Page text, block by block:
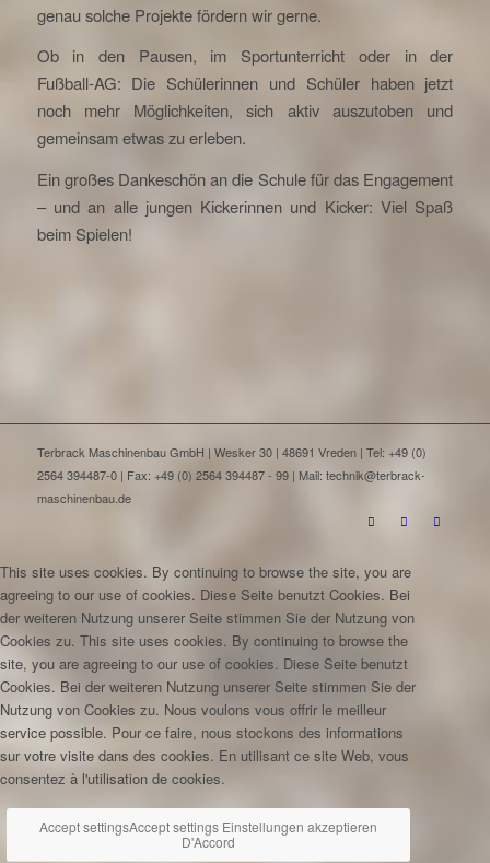
genau solche Projekte fördern wir gerne.
Ob in den Pausen, im Sportunterricht oder in der
Fußball‑AG: Die Schülerinnen und Schüler haben jetzt
noch mehr Möglichkeiten, sich aktiv auszutoben und
gemeinsam etwas zu erleben.
Ein großes Dankeschön an die Schule für das Engagement
– und an alle jungen Kickerinnen und Kicker: Viel Spaß
beim Spielen!
Terbrack Maschinenbau GmbH | Wesker 30 | 48691 Vreden | Tel: +49 (0)
2564 394487-0 | Fax: +49 (0) 2564 394487 - 99 | Mail: technik@terbrack-
maschinenbau.de
This site uses cookies. By continuing to browse the site, you are
agreeing to our use of cookies. Diese Seite benutzt Cookies. Bei
der weiteren Nutzung unserer Seite stimmen Sie der Nutzung von
Cookies zu. This site uses cookies. By continuing to browse the
site, you are agreeing to our use of cookies. Diese Seite benutzt
Cookies. Bei der weiteren Nutzung unserer Seite stimmen Sie der
Nutzung von Cookies zu. Nous voulons vous offrir le meilleur
service possible. Pour ce faire, nous stockons des informations
sur votre visite dans des cookies. En utilisant ce site Web, vous
consentez à l'utilisation de cookies.
Accept settingsAccept settings Einstellungen akzeptieren
D'Accord